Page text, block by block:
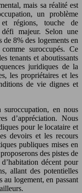
un problème
régions, touche de
défi majeur. Selon une
8% des logements en
suroccupés. Ce
tenants et aboutissants
juridiques de la
les propriétaires et les
de vie dignes et
suroccupation, en nous
d’appréciation. Nous
pour le locataire et
devoirs et les recours
publiques mises en
des pistes de
décent pour
allant des potentielles
au logement, en passant